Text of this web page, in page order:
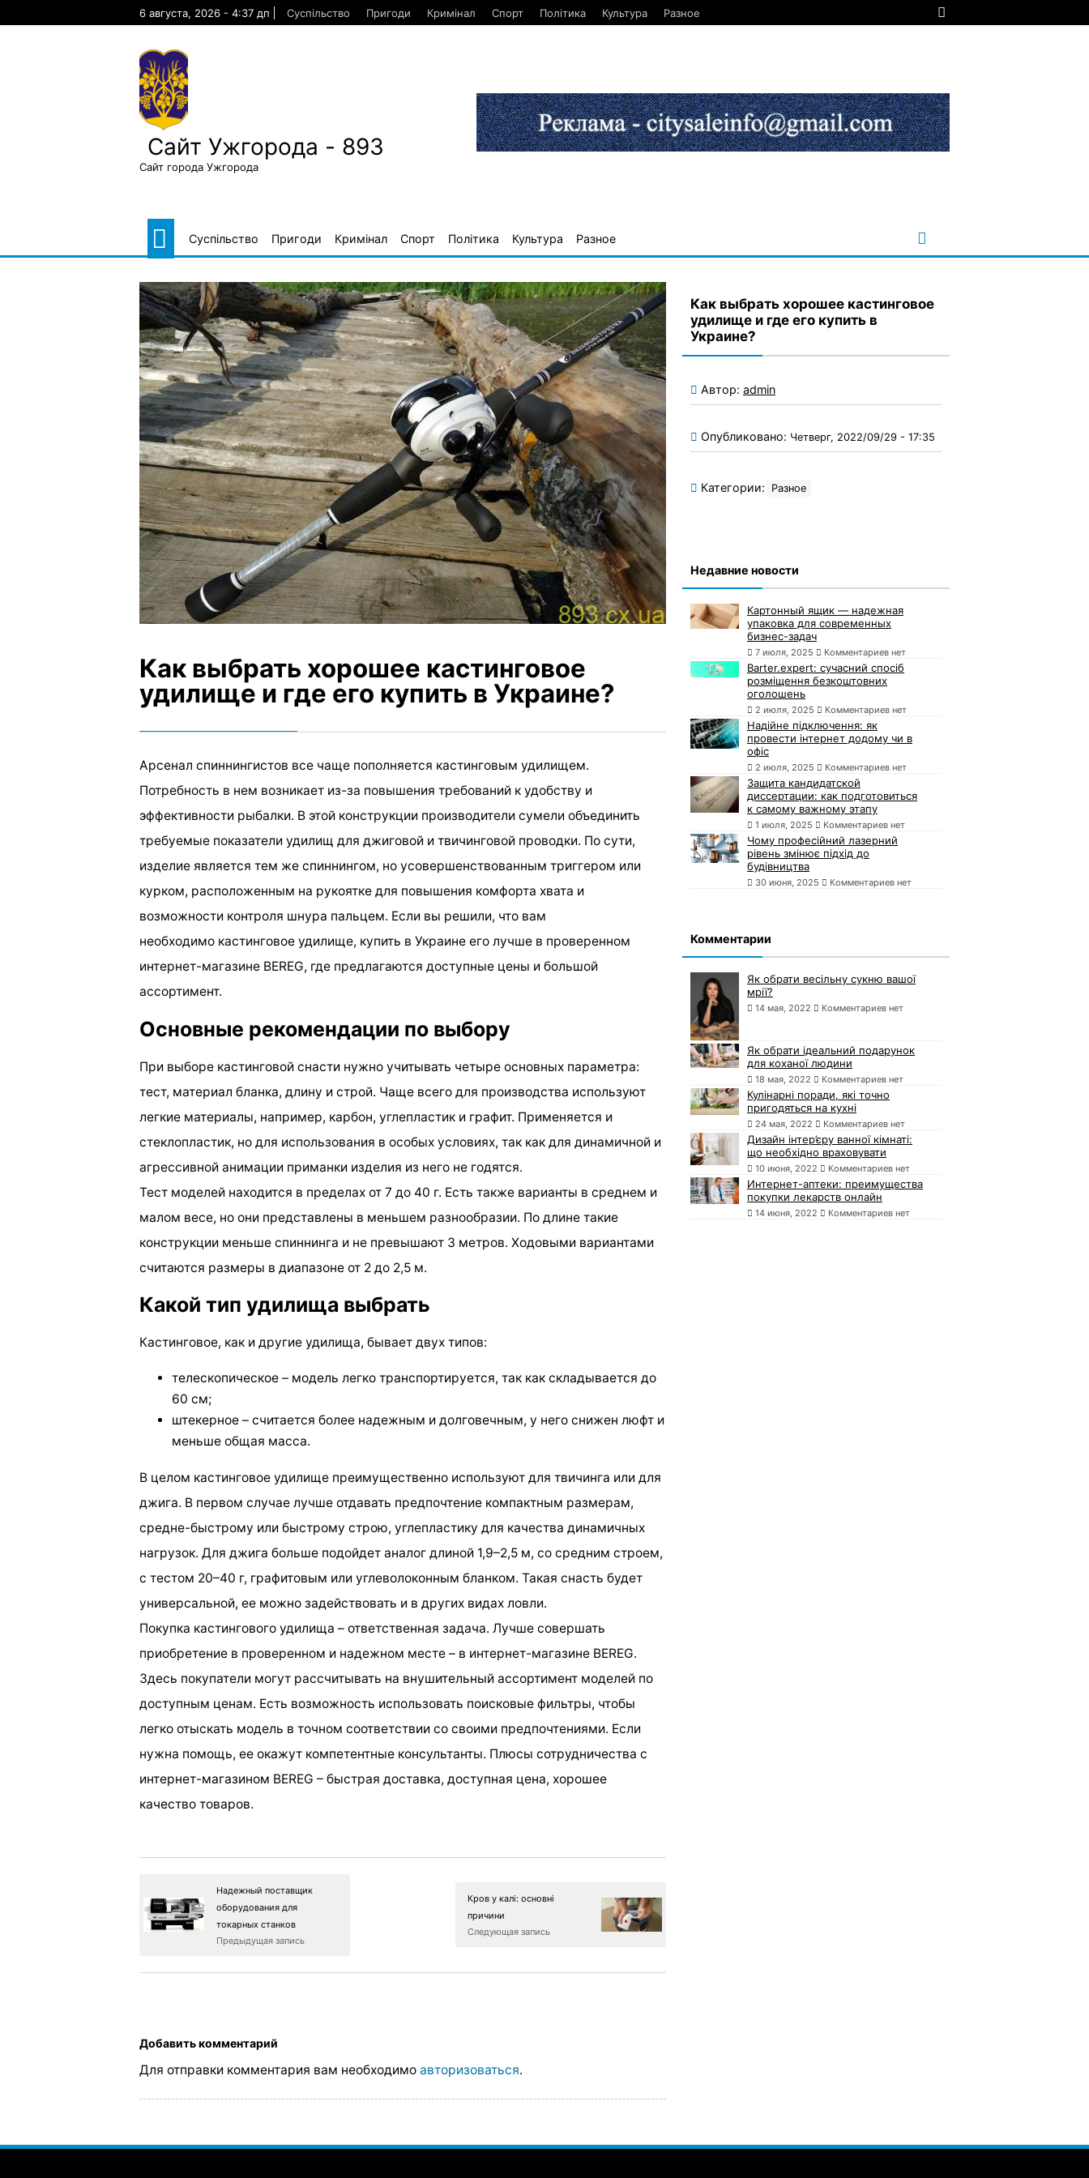
6 августа, 2026 - 4:37 дп Суспільство Пригоди Кримінал Спорт Політика Культура Разное
Сайт Ужгорода - 893
Сайт города Ужгорода
Суспільство Пригоди Кримінал Спорт Політика Культура Разное
Как выбрать хорошее кастинговое
удилище и где его купить в Украине?
Арсенал спиннингистов все чаще пополняется кастинговым удилищем.
Потребность в нем возникает из-за повышения требований к удобству и
эффективности рыбалки. В этой конструкции производители сумели объединить
требуемые показатели удилищ для джиговой и твичинговой проводки. По сути,
изделие является тем же спиннингом, но усовершенствованным триггером или
курком, расположенным на рукоятке для повышения комфорта хвата и
возможности контроля шнура пальцем. Если вы решили, что вам
необходимо кастинговое удилище, купить в Украине его лучше в проверенном
интернет-магазине BEREG, где предлагаются доступные цены и большой
ассортимент.
Основные рекомендации по выбору
При выборе кастинговой снасти нужно учитывать четыре основных параметра:
тест, материал бланка, длину и строй. Чаще всего для производства используют
легкие материалы, например, карбон, углепластик и графит. Применяется и
стеклопластик, но для использования в особых условиях, так как для динамичной и
агрессивной анимации приманки изделия из него не годятся.
Тест моделей находится в пределах от 7 до 40 г. Есть также варианты в среднем и
малом весе, но они представлены в меньшем разнообразии. По длине такие
конструкции меньше спиннинга и не превышают 3 метров. Ходовыми вариантами
считаются размеры в диапазоне от 2 до 2,5 м.
Какой тип удилища выбрать
Кастинговое, как и другие удилища, бывает двух типов:
телескопическое – модель легко транспортируется, так как складывается до
60 см;
штекерное – считается более надежным и долговечным, у него снижен люфт и
меньше общая масса.
В целом кастинговое удилище преимущественно используют для твичинга или для
джига. В первом случае лучше отдавать предпочтение компактным размерам,
средне-быстрому или быстрому строю, углепластику для качества динамичных
нагрузок. Для джига больше подойдет аналог длиной 1,9–2,5 м, со средним строем,
с тестом 20–40 г, графитовым или углеволоконным бланком. Такая снасть будет
универсальной, ее можно задействовать и в других видах ловли.
Покупка кастингового удилища – ответственная задача. Лучше совершать
приобретение в проверенном и надежном месте – в интернет-магазине BEREG.
Здесь покупатели могут рассчитывать на внушительный ассортимент моделей по
доступным ценам. Есть возможность использовать поисковые фильтры, чтобы
легко отыскать модель в точном соответствии со своими предпочтениями. Если
нужна помощь, ее окажут компетентные консультанты. Плюсы сотрудничества с
интернет-магазином BEREG – быстрая доставка, доступная цена, хорошее
качество товаров.
Надежный поставщик
оборудования для
токарных станков
Предыдущая запись
Кров у калі: основні
причини
Следующая запись
Добавить комментарий
Для отправки комментария вам необходимо авторизоваться.
Как выбрать хорошее кастинговое
удилище и где его купить в
Украине?
Автор: admin
Опубликовано: Четверг, 2022/09/29 - 17:35
Категории: Разное
Недавние новости
Картонный ящик — надежная
упаковка для современных
бизнес-задач
7 июля, 2025 Комментариев нет
Barter.expert: сучасний спосіб
розміщення безкоштовних
оголошень
2 июля, 2025 Комментариев нет
Надійне підключення: як
провести інтернет додому чи в
офіс
2 июля, 2025 Комментариев нет
Защита кандидатской
диссертации: как подготовиться
к самому важному этапу
1 июля, 2025 Комментариев нет
Чому професійний лазерний
рівень змінює підхід до
будівництва
30 июня, 2025 Комментариев нет
Комментарии
Як обрати весільну сукню вашої
мрії?
14 мая, 2022 Комментариев нет
Як обрати ідеальний подарунок
для коханої людини
18 мая, 2022 Комментариев нет
Кулінарні поради, які точно
пригодяться на кухні
24 мая, 2022 Комментариев нет
Дизайн інтер’єру ванної кімнаті:
що необхідно враховувати
10 июня, 2022 Комментариев нет
Интернет-аптеки: преимущества
покупки лекарств онлайн
14 июня, 2022 Комментариев нет